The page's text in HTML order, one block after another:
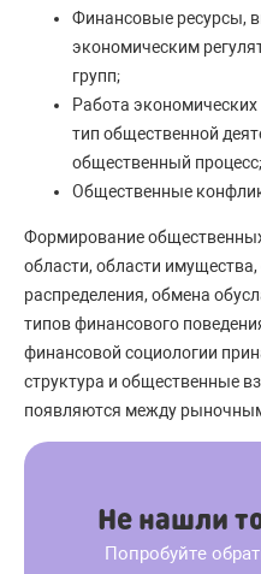
Финансовые ресурсы,
экономическим
групп;
Работа
тип общественной
общественный процесс;
Общественные
Формирование
области, области
распределения, обмена
типов финансового
финансовой социологии
структура и общественные
появляются между
Не нашли
Попробуйте